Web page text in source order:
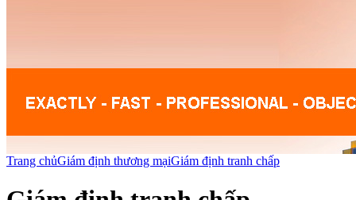
Trang chủGiám định thương mạiGiám định tranh chấp